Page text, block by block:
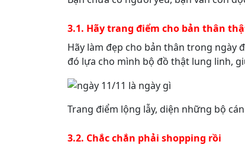
3.1. Hãy trang điểm cho bản thân
Hãy làm đẹp cho bản thân trong ngày
đó lựa cho mình bộ đồ thật lung linh,
Trang điểm lộng lẫy, diện những bộ
3.2. Chắc chắn phải shopping rồi